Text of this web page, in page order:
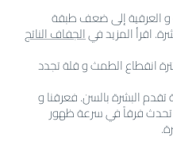
العرقية إلى ضعف طبقة
اقرأ المزيد فيالجفاف الناتج
انقطاع الطمث و قلة تجدد
تقدم البشرة بالسن. فعرقنا و
تحدث فرقاً في سرعة ظهور